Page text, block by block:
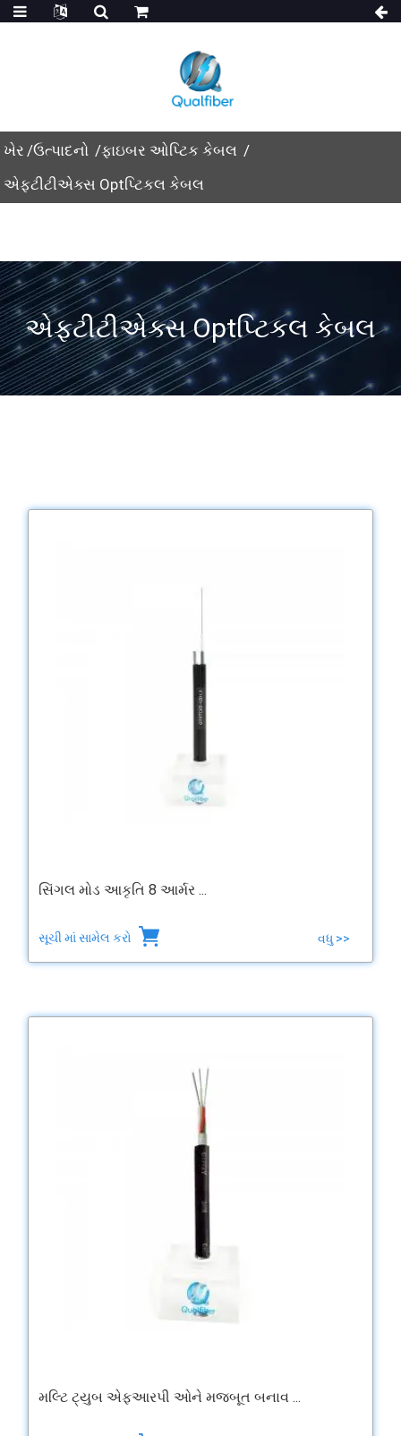
ખેર ઉત્પાદનો
ફાઇબર ઓપ્ટિક કેબલ
એફટીટીએક્સ Optપ્ટિકલ કેબલ
એફટીટીએક્સ Optપ્ટિકલ કેબલ
સિંગલ મોડ આકૃતિ 8 આર્મર ...
સૂચી માં સામેલ કરો વધુ >>
મલ્ટિ ટ્યુબ એફઆરપી ઓને મજબૂત બનાવ ...